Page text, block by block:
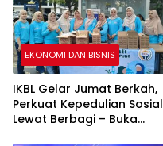
EKONOMI DAN BISNIS
IKBL Gelar Jumat Berkah,
Perkuat Kepedulian Sosial
Lewat Berbagi – Buka